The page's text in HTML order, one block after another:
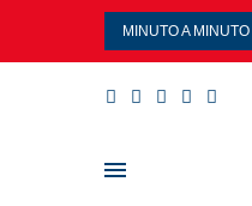
MINUTO A MINUTO